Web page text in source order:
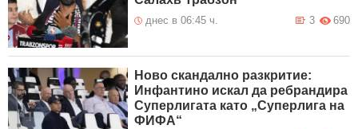
днес в 06:45 ч. 690
3
Ново скандално разкритие:
Инфантино искал да ребрандира
Суперлигата като „Суперлига на
ФИФА“